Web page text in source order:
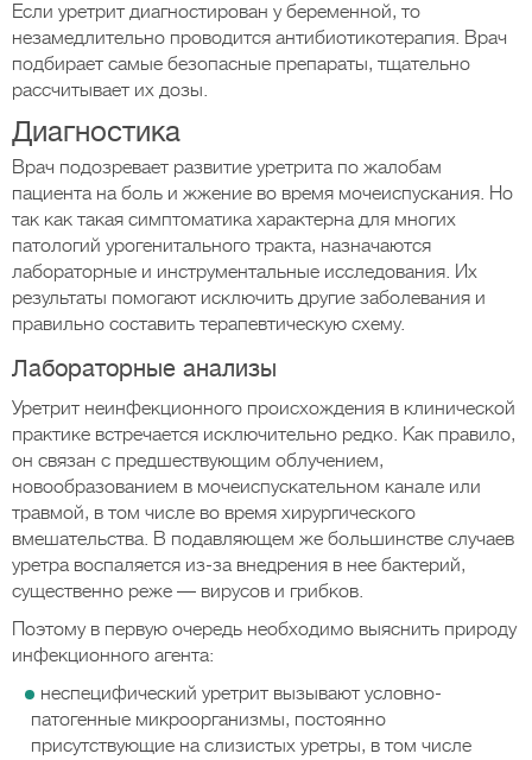
Если уретрит диагностирован у беременной, то
незамедлительно проводится антибиотикотерапия. Врач
подбирает самые безопасные препараты, тщательно
рассчитывает их дозы.
Диагностика
Врач подозревает развитие уретрита по жалобам
пациента на боль и жжение во время мочеиспускания. Но
так как такая симптоматика характерна для многих
патологий урогенитального тракта, назначаются
лабораторные и инструментальные исследования. Их
результаты помогают исключить другие заболевания и
правильно составить терапевтическую схему.
Лабораторные анализы
Уретрит неинфекционного происхождения в клинической
практике встречается исключительно редко. Как правило,
он связан с предшествующим облучением,
новообразованием в мочеиспускательном канале или
травмой, в том числе во время хирургического
вмешательства. В подавляющем же большинстве случаев
уретра воспаляется из-за внедрения в нее бактерий,
существенно реже — вирусов и грибков.
Поэтому в первую очередь необходимо выяснить природу
инфекционного агента:
неспецифический уретрит вызывают условно-
патогенные микроорганизмы, постоянно
присутствующие на слизистых уретры, в том числе